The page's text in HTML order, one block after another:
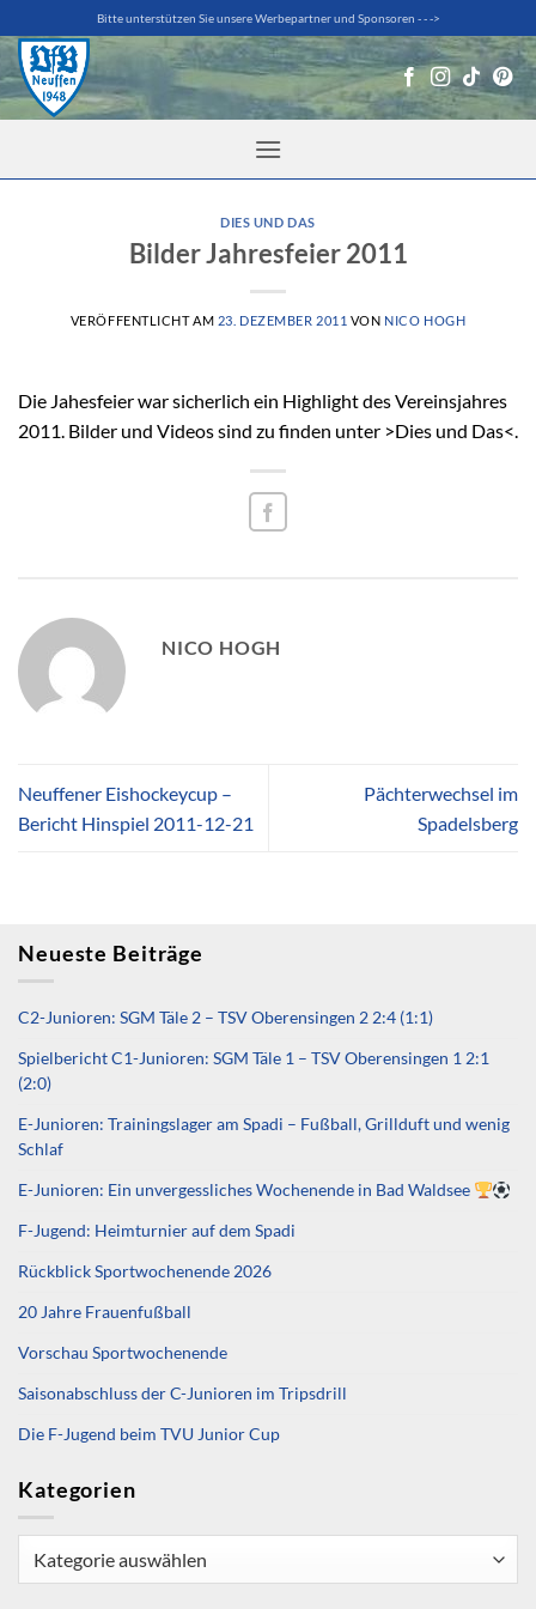
Inhalt
springen
Bitte unterstützen Sie unsere Werbepartner und Sponsoren - - ->
DIES UND DAS
Bilder Jahresfeier 2011
VERÖFFENTLICHT AM 23. DEZEMBER 2011 VON NICO HOGH
Die Jahesfeier war sicherlich ein Highlight des Vereinsjahres
2011. Bilder und Videos sind zu finden unter >Dies und Das<.
NICO HOGH
Neuffener Eishockeycup –
Bericht Hinspiel 2011-12-21
Pächterwechsel im
Spadelsberg
Neueste Beiträge
C2-Junioren: SGM Täle 2 – TSV Oberensingen 2 2:4 (1:1)
Spielbericht C1-Junioren: SGM Täle 1 – TSV Oberensingen 1 2:1
(2:0)
E-Junioren: Trainingslager am Spadi – Fußball, Grillduft und wenig
Schlaf
E-Junioren: Ein unvergessliches Wochenende in Bad Waldsee
F-Jugend: Heimturnier auf dem Spadi
Rückblick Sportwochenende 2026
20 Jahre Frauenfußball
Vorschau Sportwochenende
Saisonabschluss der C-Junioren im Tripsdrill
Die F-Jugend beim TVU Junior Cup
Kategorien